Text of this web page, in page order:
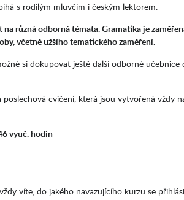
s rodilým mluvčím i českým lektorem.
různá odborná témata. Gramatika je
včetně užšího tematického zaměření.
si dokupovat ještě další odborné učebnice
cvičení, která jsou vytvořená vždy
vyuč. hodin
víte, do jakého navazujícího kurzu se